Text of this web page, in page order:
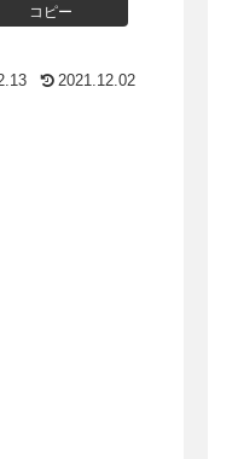
コピー
2021.12.02